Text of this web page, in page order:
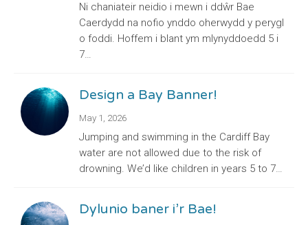
Ni chaniateir neidio i mewn i ddŵr Bae
Caerdydd na nofio ynddo oherwydd y perygl
o foddi. Hoffem i blant ym mlynyddoedd 5 i
7…
Design a Bay Banner!
May 1, 2026
Jumping and swimming in the Cardiff Bay
water are not allowed due to the risk of
drowning. We’d like children in years 5 to 7…
Dylunio baner i’r Bae!